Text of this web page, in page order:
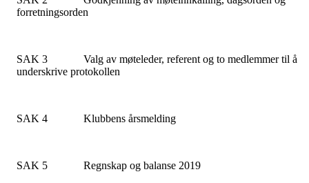
forretningsorden
SAK 3 Valg av møteleder, referent og to medlemmer til å
underskrive protokollen
SAK 4 Klubbens årsmelding
SAK 5 Regnskap og balanse 2019